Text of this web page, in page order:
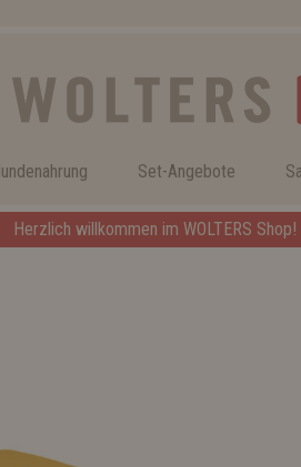
Set-Angebote
Herzlich willkommen im WOLTERS Shop!